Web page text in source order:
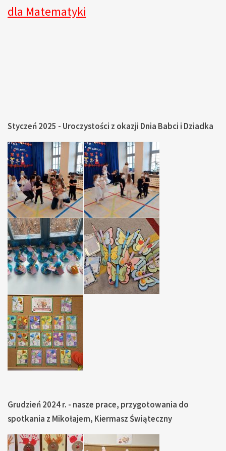
dla Matematyki
Styczeń 2025 - Uroczystości z okazji Dnia Babci i Dziadka
Grudzień 2024 r. - nasze prace, przygotowania do
spotkania z Mikołajem, Kiermasz Świąteczny